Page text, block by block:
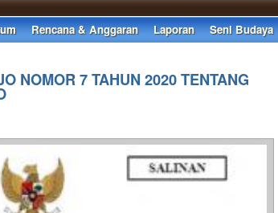
Rencana & Anggaran Laporan Seni Budaya
NOMOR 7 TAHUN 2020 TENTANG